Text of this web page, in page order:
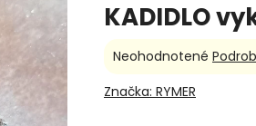
KADIDLO
Priemerné
produktu
Neohodnotené
Značka: RYMER